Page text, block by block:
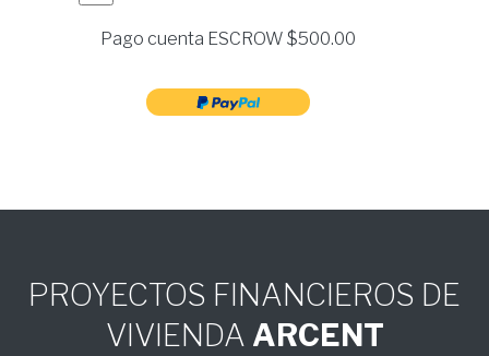
Pago cuenta ESCROW $500.00
PROYECTOS FINANCIEROS DE
VIVIENDA ARCENT